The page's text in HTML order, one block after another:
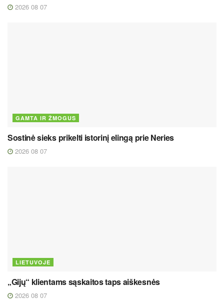
2026 08 07
GAMTA IR ŽMOGUS
Sostinė sieks prikelti istorinį elingą prie Neries
2026 08 07
LIETUVOJE
„Gijų“ klientams sąskaitos taps aiškesnės
2026 08 07